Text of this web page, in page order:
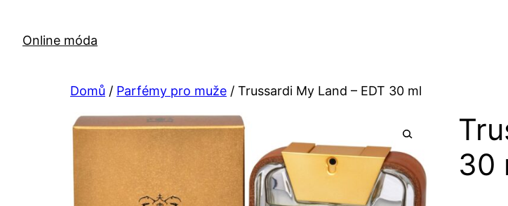
obsah
Online móda
Domů / Parfémy pro muže / Trussardi My Land – EDT 30 ml
30